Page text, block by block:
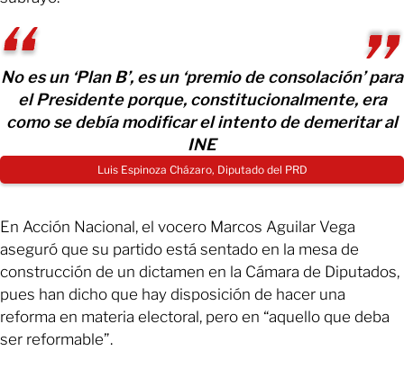
No es un ‘Plan B’, es un ‘premio de consolación’ para
el Presidente porque, constitucionalmente, era
como se debía modificar el intento de demeritar al
INE
Luis Espinoza Cházaro, Diputado del PRD
En Acción Nacional, el vocero Marcos Aguilar Vega
aseguró que su partido está sentado en la mesa de
construcción de un dictamen en la Cámara de Diputados,
pues han dicho que hay disposición de hacer una
reforma en materia electoral, pero en “aquello que deba
ser reformable”.